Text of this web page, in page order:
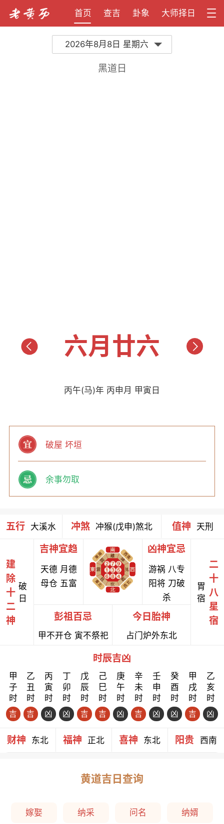
首页 查吉 卦象 大师择日
2026年8月8日 星期六
黑道日
六月廿六
丙午(马)年 丙申月 甲寅日
破屋 坏垣
余事勿取
五行 大溪水 冲煞 冲猴(戊申)煞北 值神 天刑
建
除
十
二
神
破
日
吉神宜趋
天德 月德
母仓 五富
凶神宜忌
游祸 八专
阳将 刀破
杀
彭祖百忌
甲不开仓 寅不祭祀
今日胎神
占门炉外东北
胃
宿
二
十
八
星
宿
时辰吉凶
甲
子
时
吉
乙
丑
时
吉
丙
寅
时
凶
丁
卯
时
凶
戊
辰
时
吉
己
巳
时
吉
庚
午
时
凶
辛
未
时
吉
壬
申
时
凶
癸
酉
时
凶
甲
戌
时
吉
乙
亥
时
凶
财神 东北 福神 正北 喜神 东北 阳贵 西南
黄道吉日查询
嫁娶 纳采 问名 纳婿